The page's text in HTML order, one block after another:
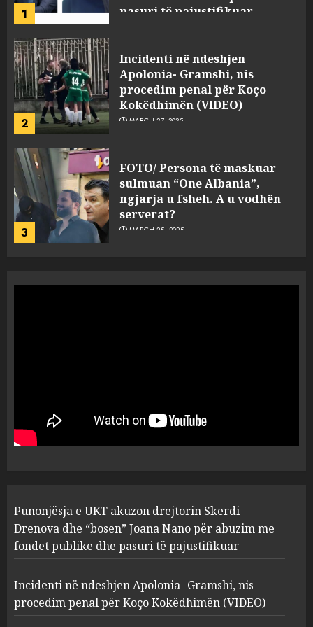
2 MARCH 27, 2025
3
FOTO/ Persona të maskuar
sulmuan “One Albania”,
ngjarja u fsheh. A u vodhën
serverat?
MARCH 25, 2025
4
Prokuroria jep pretencën, ja
çfarë dënimi kërkon për
Mariela dhe Antonela
Berishën
MARCH 25, 2025
1
“bosen” Joana Nano për
abuzim me fondet publike dhe
pasuri të pajustifikuar
2
Apolonia- Gramshi, nis
procedim penal për Koço
Kokëdhimën (VIDEO)
MARCH 27, 2025
FOTO/ Persona të maskuar
sulmuan “One Albania”,
Punonjësja e UKT akuzon drejtorin Skerdi
Drenova dhe “bosen” Joana Nano për abuzim me
fondet publike dhe pasuri të pajustifikuar
Incidenti në ndeshjen Apolonia- Gramshi, nis
procedim penal për Koço Kokëdhimën (VIDEO)